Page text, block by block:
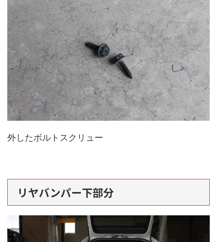
外したボルトスクリュー
リヤバンパー下部分